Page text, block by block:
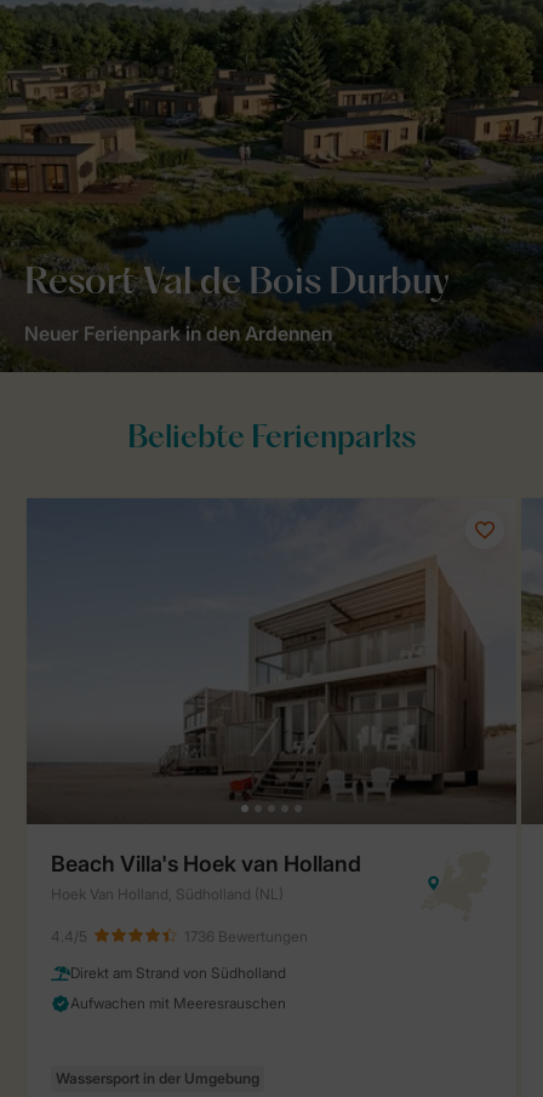
Resort Val de Bois Durbuy
Neuer Ferienpark in den Ardennen